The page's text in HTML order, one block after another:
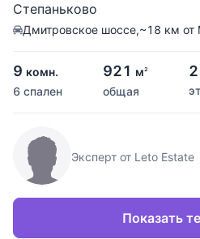
Степаньково
Дмитровское шоссе,~18 км от
9 комн.
6 спален
921 м2
общая
2
Эксперт от Leto Estate
Показать